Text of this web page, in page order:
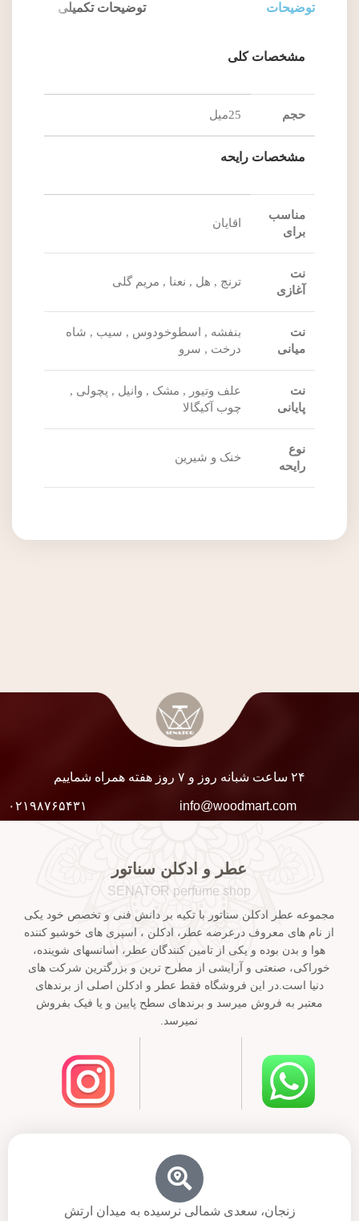
توضیحات توضیحات تکمیلی
مشخصات کلی
حجم 25میل
مشخصات رایحه
مناسب
برای
اقایان
نت
آغازی
ترنج , هل , نعنا , مریم گلی
نت
میانی
بنفشه , اسطوخودوس , سیب , شاه
درخت , سرو
نت
پایانی
علف وتیور , مشک , وانیل , پچولی ,
چوب آکیگالا
نوع
رایحه
خنک و شیرین
۲۴ ساعت شبانه روز و ۷ روز هفته همراه شماییم
info@woodmart.com ۰۲۱۹۸۷۶۵۴۳۱
عطر و ادکلن سناتور
SENATOR perfume shop
مجموعه عطر ادکلن سناتور با تکیه بر دانش فنی و تخصص خود یکی
از نام های معروف درعرضه عطر، ادکلن ، اسپری های خوشبو کننده
هوا و بدن بوده و یکی از تامین کنندگان عطر، اسانسهای شوینده،
خوراکی، صنعتی و آرایشی از مطرح ترین و بزرگترین شرکت های
دنیا است.در این فروشگاه فقط عطر و ادکلن اصلی از برندهای
معتبر به فروش میرسد و برندهای سطح پایین و یا فیک بفروش
نمیرسد.
زنجان، سعدی شمالی نرسیده به میدان ارتش